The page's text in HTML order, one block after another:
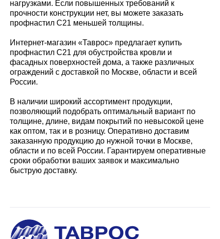
нагрузками. Если повышенных требований к
прочности конструкции нет, вы можете заказать
профнастил С21 меньшей толщины.
Интернет-магазин «Таврос» предлагает купить
профнастил С21 для обустройства кровли и
фасадных поверхностей дома, а также различных
ограждений с доставкой по Москве, области и всей
России.
В наличии широкий ассортимент продукции,
позволяющий подобрать оптимальный вариант по
толщине, длине, видам покрытий по невысокой цене
как оптом, так и в розницу. Оперативно доставим
заказанную продукцию до нужной точки в Москве,
области и по всей России. Гарантируем оперативные
сроки обработки ваших заявок и максимально
быструю доставку.